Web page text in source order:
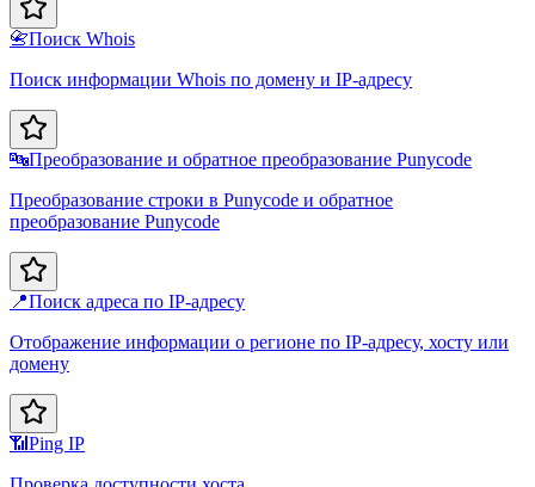
📇Поиск Whois
Поиск информации Whois по домену и IP-адресу
🔤Преобразование и обратное преобразование Punycode
Преобразование строки в Punycode и обратное
преобразование Punycode
📍Поиск адреса по IP-адресу
Отображение информации о регионе по IP-адресу, хосту или
домену
📶 Ping IP